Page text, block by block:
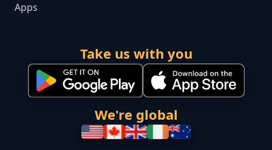
Apps
Take us with you
We're global